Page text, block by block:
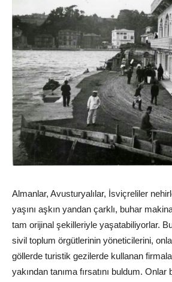
Almanlar, Avusturyalılar, İsviçreliler
yaşını aşkın yandan çarklı, buhar
tam orijinal şekilleriyle yaşatabiliyorlar.
sivil toplum örgütlerinin yöneticilerini,
göllerde turistik gezilerde kullanan
yakından tanıma fırsatını buldum.